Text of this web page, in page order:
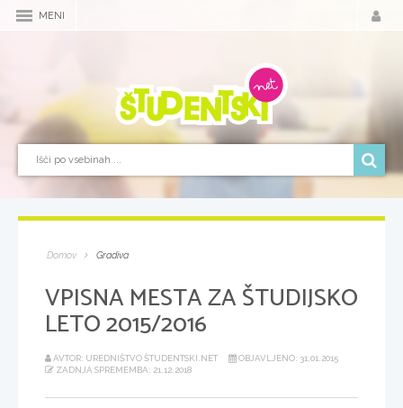
MENI
Domov Gradiva
VPISNA MESTA ZA ŠTUDIJSKO
LETO 2015/2016
AVTOR: UREDNIŠTVO ŠTUDENTSKI.NET
OBJAVLJENO: 31.01.2015
ZADNJA SPREMEMBA: 21.12.2018